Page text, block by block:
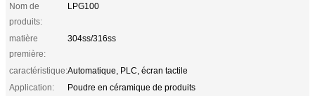
Nom de
produits:
LPG100
matière
première:
304ss/316ss
caractéristique:Automatique, PLC, écran tactile
Application:
Poudre en céramique de produits